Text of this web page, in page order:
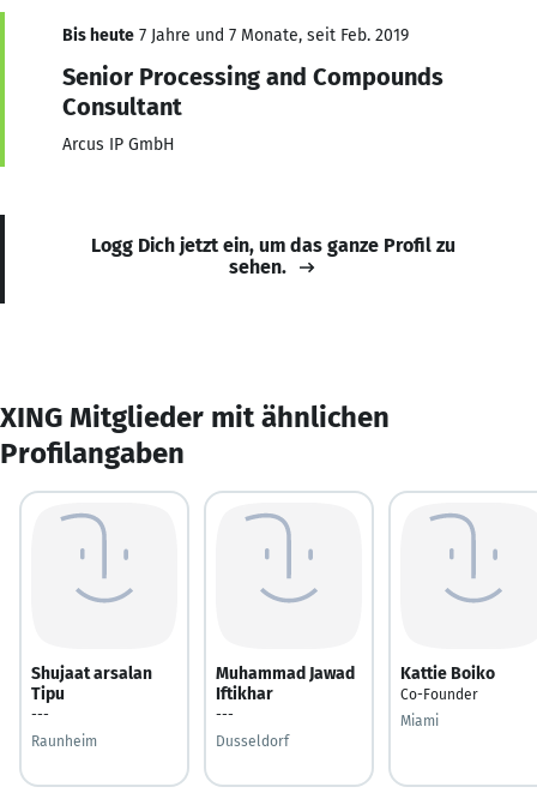
Bis heute 7 Jahre und 7 Monate, seit Feb. 2019
Senior Processing and Compounds
Consultant
Arcus IP GmbH
Logg Dich jetzt ein, um das ganze Profil zu
sehen.
XING Mitglieder mit ähnlichen
Profilangaben
Shujaat arsalan
Tipu
---
Raunheim
Muhammad Jawad
Iftikhar
---
Dusseldorf
Kattie Boiko
Co-Founder
Miami